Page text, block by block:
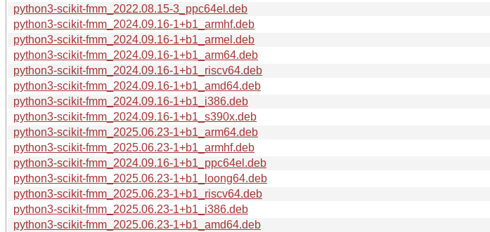
python3-scikit-fmm_2022.08.15-3_ppc64el.deb
python3-scikit-fmm_2024.09.16-1+b1_armhf.deb
python3-scikit-fmm_2024.09.16-1+b1_armel.deb
python3-scikit-fmm_2024.09.16-1+b1_arm64.deb
python3-scikit-fmm_2024.09.16-1+b1_riscv64.deb
python3-scikit-fmm_2024.09.16-1+b1_amd64.deb
python3-scikit-fmm_2024.09.16-1+b1_i386.deb
python3-scikit-fmm_2024.09.16-1+b1_s390x.deb
python3-scikit-fmm_2025.06.23-1+b1_arm64.deb
python3-scikit-fmm_2025.06.23-1+b1_armhf.deb
python3-scikit-fmm_2024.09.16-1+b1_ppc64el.deb
python3-scikit-fmm_2025.06.23-1+b1_loong64.deb
python3-scikit-fmm_2025.06.23-1+b1_riscv64.deb
python3-scikit-fmm_2025.06.23-1+b1_i386.deb
python3-scikit-fmm_2025.06.23-1+b1_amd64.deb